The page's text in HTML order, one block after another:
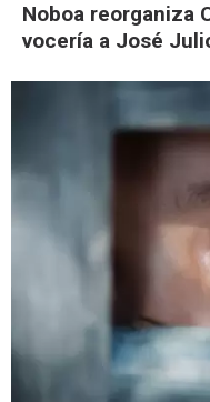
Noboa reorganiza
vocería a José